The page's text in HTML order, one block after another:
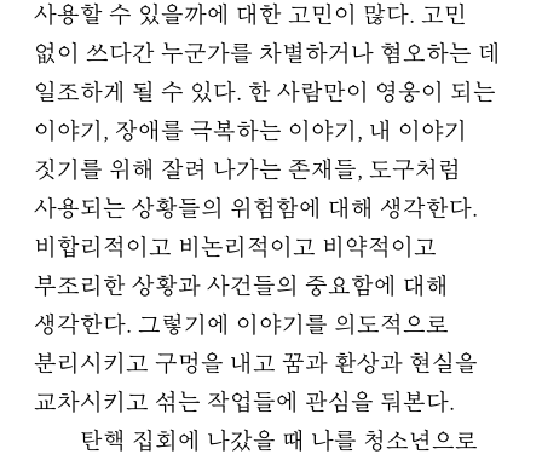
사용할 수 있을까에 대한 고민이 많다. 고민
없이 쓰다간 누군가를 차별하거나 혐오하는 데
일조하게 될 수 있다. 한 사람만이 영웅이 되는
이야기, 장애를 극복하는 이야기, 내 이야기
짓기를 위해 잘려 나가는 존재들, 도구처럼
사용되는 상황들의 위험함에 대해 생각한다.
비합리적이고 비논리적이고 비약적이고
부조리한 상황과 사건들의 중요함에 대해
생각한다. 그렇기에 이야기를 의도적으로
분리시키고 구멍을 내고 꿈과 환상과 현실을
교차시키고 섞는 작업들에 관심을 둬본다.
탄핵 집회에 나갔을 때 나를 청소년으로